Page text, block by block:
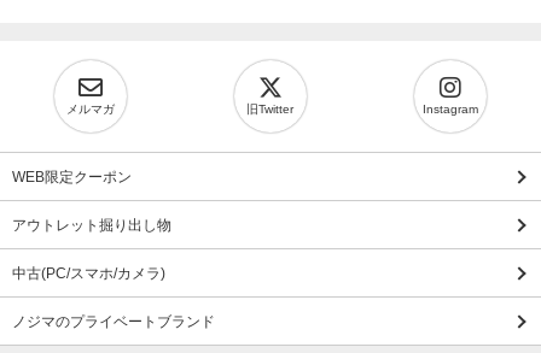
メルマガ 旧Twitter Instagram
WEB限定クーポン
アウトレット掘り出し物
中古(PC/スマホ/カメラ)
ノジマのプライベートブランド